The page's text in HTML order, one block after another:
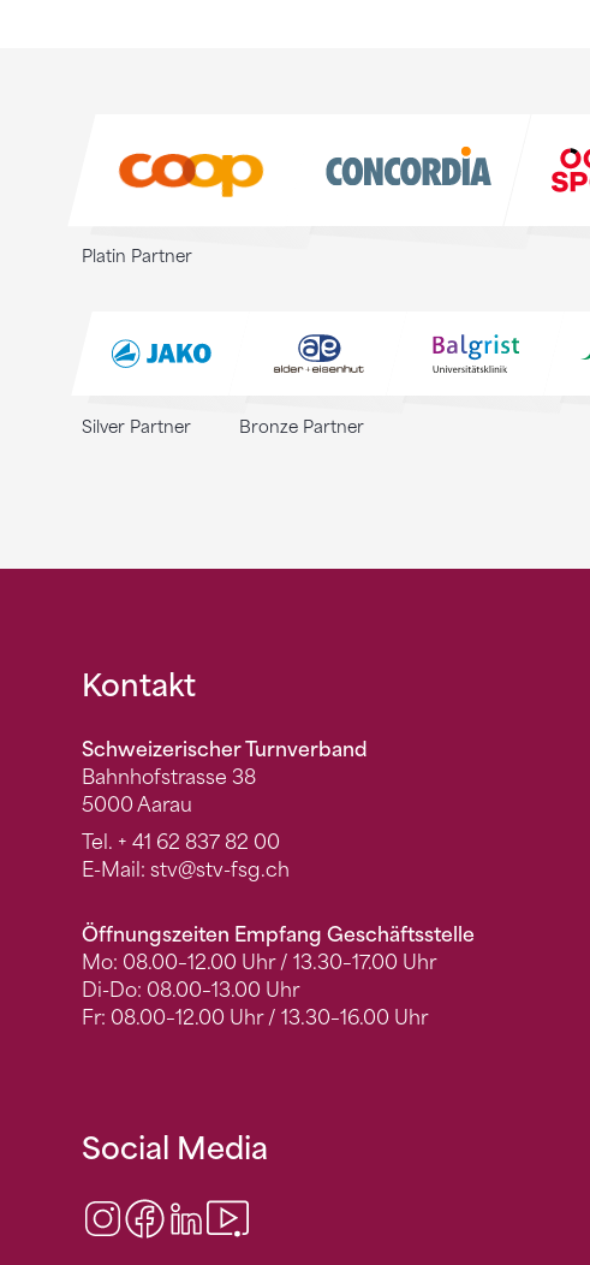
Platin Partner
Silver Partner Bronze Partner
Fusszeile
Kontakt
Schweizerischer Turnverband
Bahnhofstrasse 38
5000 Aarau
Tel. + 41 62 837 82 00
E-Mail: stv@stv-fsg.ch
Öffnungszeiten Empfang Geschäftsstelle
Mo: 08.00–12.00 Uhr / 13.30–17.00 Uhr
Di-Do: 08.00–13.00 Uhr
Fr: 08.00–12.00 Uhr / 13.30–16.00 Uhr
Social Media
Instagram
Facebook
LinkedIn